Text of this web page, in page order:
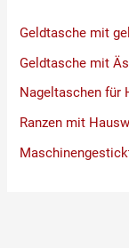
Geldtasche mit
Geldtasche mit
Nageltaschen für
Ranzen mit